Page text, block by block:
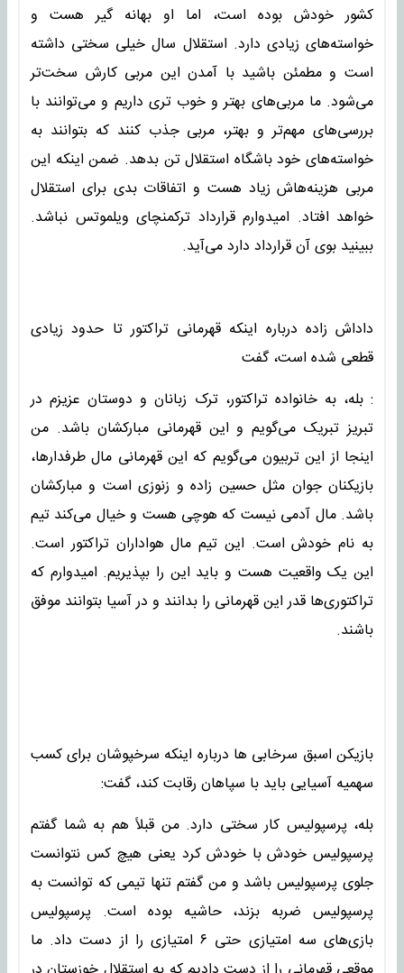
کشور خودش بوده است، اما او بهانه گیر هست و
خواسته‌های زیادی دارد. استقلال سال خیلی سختی داشته
است و مطمئن باشید با آمدن این مربی کارش سخت‌تر
می‌شود. ما مربی‌های بهتر و خوب تری داریم و می‌توانند با
بررسی‌های مهم‌تر و بهتر، مربی جذب کنند که بتوانند به
خواسته‌های خود باشگاه استقلال تن بدهد. ضمن اینکه این
مربی هزینه‌هاش زیاد هست و اتفاقات بدی برای استقلال
خواهد افتاد. امیدوارم قرارداد ترکمنچای ویلموتس نباشد.
ببینید بوی آن قرارداد دارد می‌آید.
داداش زاده درباره اینکه قهرمانی تراکتور تا حدود زیادی
قطعی شده است، گفت
: بله، به خانواده تراکتور، ترک زبانان و دوستان عزیزم در
تبریز تبریک می‌گویم و این قهرمانی مبارکشان باشد. من
اینجا از این تربیون می‌گویم که این قهرمانی مال طرفدارها،
بازیکنان جوان مثل حسین زاده و زنوزی است و مبارکشان
باشد. مال آدمی نیست که هوچی هست و خیال می‌کند تیم
به نام خودش است. این تیم مال هواداران تراکتور است.
این یک واقعیت هست و باید این را بپذیریم. امیدوارم که
تراکتوری‌ها قدر این قهرمانی را بدانند و در آسیا بتوانند موفق
باشند.
بازیکن اسبق سرخابی ها درباره اینکه سرخپوشان برای کسب
سهمیه آسیایی باید با سپاهان رقابت کند، گفت:
بله، پرسپولیس کار سختی دارد. من قبلاً هم به شما گفتم
پرسپولیس خودش با خودش کرد یعنی هیچ کس نتوانست
جلوی پرسپولیس باشد و من گفتم تنها تیمی که توانست به
پرسپولیس ضربه بزند، حاشیه بوده است. پرسپولیس
بازی‌های سه امتیازی حتی ۶ امتیازی را از دست داد. ما